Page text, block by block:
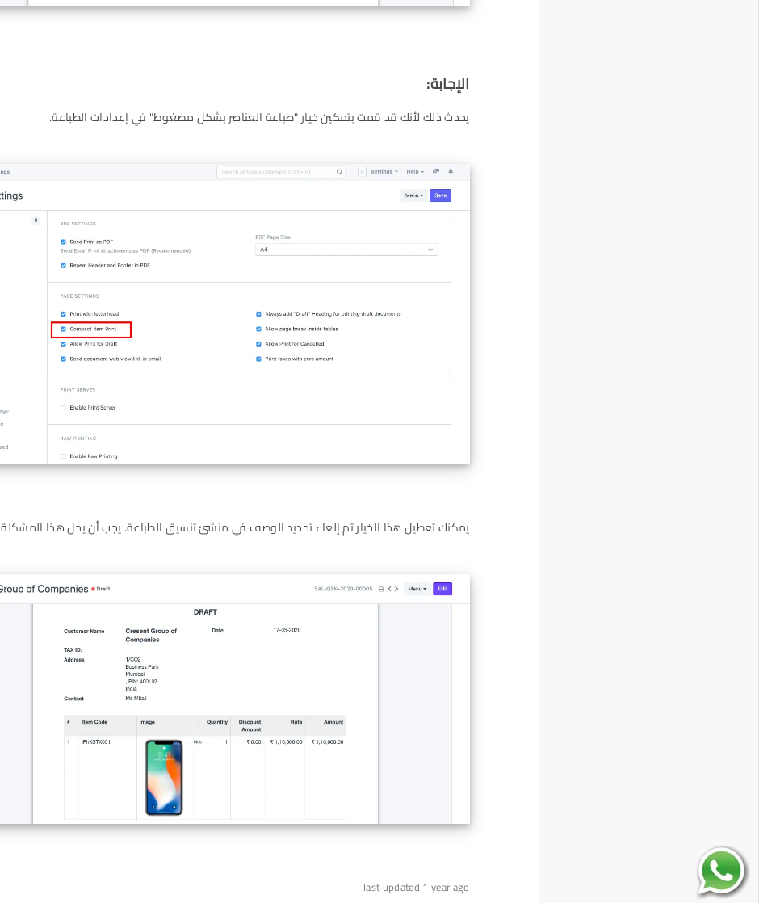
الإجابة:
يحدث ذلك لأنك قد قمت بتمكين خيار "طباعة العناصر بشكل مضغوط" في إعدادات الطباعة.
يمكنك تعطيل هذا الخيار ثم إلغاء تحديد الوصف في منشئ تنسيق الطباعة. يجب أن يحل هذا المشكلة
last updated 1 year ago